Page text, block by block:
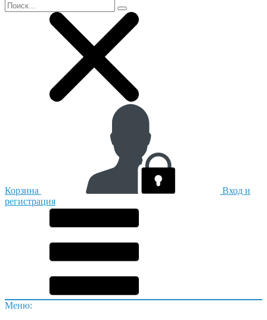
Корзина
Вход и
регистрация
Меню: